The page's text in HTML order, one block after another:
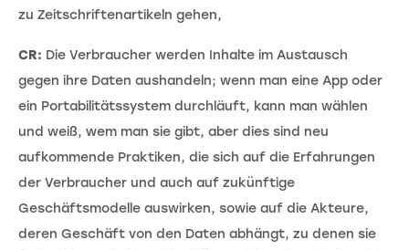
zu Zeitschriftenartikeln gehen,
CR: Die Verbraucher werden Inhalte im Austausch
gegen ihre Daten aushandeln; wenn man eine App oder
ein Portabilitätssystem durchläuft, kann man wählen
und weiß, wem man sie gibt, aber dies sind neu
aufkommende Praktiken, die sich auf die Erfahrungen
der Verbraucher und auch auf zukünftige
Geschäftsmodelle auswirken, sowie auf die Akteure,
deren Geschäft von den Daten abhängt, zu denen sie